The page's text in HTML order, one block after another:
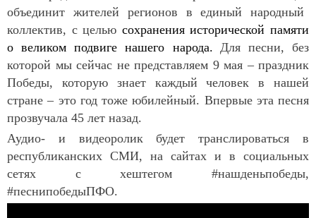
объединит жителей регионов в единый народный
коллектив, с целью сохранения исторической памяти
о великом подвиге нашего народа. Для песни, без
которой мы сейчас не представляем 9 мая – праздник
Победы, которую знает каждый человек в нашей
стране – это год тоже юбилейный. Впервые эта песня
прозвучала 45 лет назад.
Аудио- и видеоролик будет транслироваться в
республиканских СМИ, на сайтах и в социальных
сетях с хештегом #нашденьпобеды,
#песнипобедыПФО.